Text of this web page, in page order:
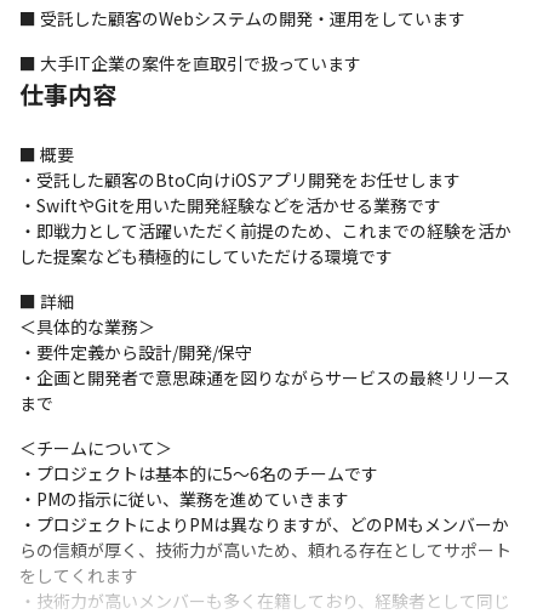
■ 受託した顧客のWebシステムの開発・運用をしています
■ 大手IT企業の案件を直取引で扱っています
仕事内容
■ 概要
・受託した顧客のBtoC向けiOSアプリ開発をお任せします
・SwiftやGitを用いた開発経験などを活かせる業務です
・即戦力として活躍いただく前提のため、これまでの経験を活か
した提案なども積極的にしていただける環境です
■ 詳細
＜具体的な業務＞
・要件定義から設計/開発/保守
・企画と開発者で意思疎通を図りながらサービスの最終リリース
まで
＜チームについて＞
・プロジェクトは基本的に5～6名のチームです
・PMの指示に従い、業務を進めていきます
・プロジェクトによりPMは異なりますが、どのPMもメンバーか
らの信頼が厚く、技術力が高いため、頼れる存在としてサポート
をしてくれます
・技術力が高いメンバーも多く在籍しており、経験者として同じ